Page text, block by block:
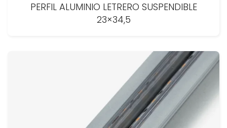
PERFIL ALUMINIO LETRERO SUSPENDIBLE
23×34,5